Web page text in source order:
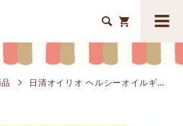


日清オイリオ ヘルシーオイルギフトセットK8648-606